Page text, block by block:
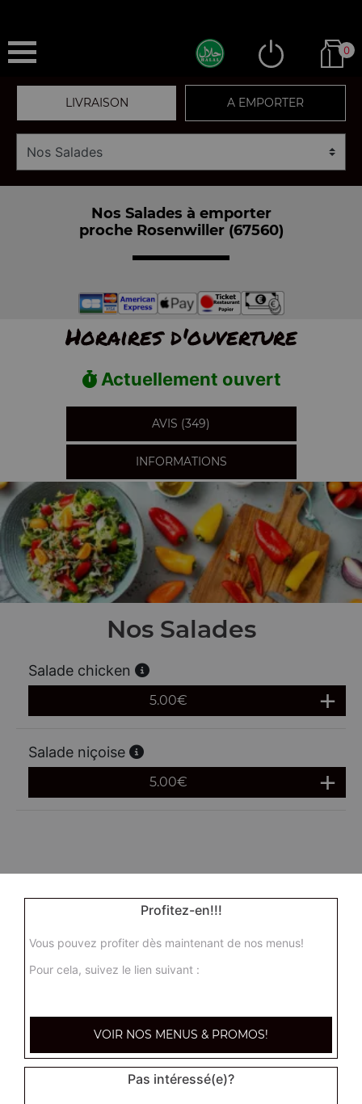
0
LIVRAISON A EMPORTER
Nos Salades à emporter
proche Rosenwiller (67560)
Horaires d'ouverture
Actuellement ouvert
AVIS (349)
INFORMATIONS
Nos Salades
Salade chicken
5.00€
Salade niçoise
5.00€
Profitez-en!!!
Vous pouvez profiter dès maintenant de nos menus!
Pour cela, suivez le lien suivant :
VOIR NOS MENUS & PROMOS!
Pas intéressé(e)?